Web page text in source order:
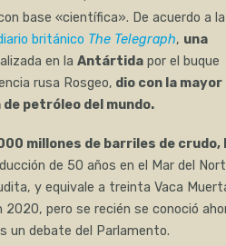
base «científica». De acuerdo a la
británico The Telegraph, una
en la Antártida por el buque
rusa Rosgeo, dio con la mayor
petróleo del mundo.
millones de barriles de crudo,
de 50 años en el Mar del
y equivale a treinta Vaca
2020, pero se recién se conoció
un debate del Parlamento.